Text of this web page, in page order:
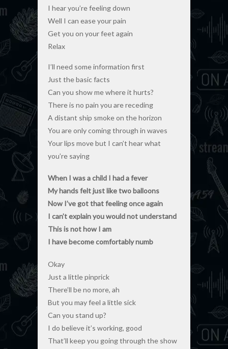
I hear you’re feeling down
Well I can ease your pain
Get you on your feet again
Relax
I’ll need some information first
Just the basic facts
Can you show me where it hurts?
There is no pain you are receding
A distant ship smoke on the horizon
You are only coming through in waves
Your lips move but I can’t hear what
you’re saying
When I was a child I had a fever
My hands felt just like two balloons
Now I’ve got that feeling once again
I can’t explain you would not understand
This is not how I am
I have become comfortably numb
Okay
Just a little pinprick
There’ll be no more, ah
But you may feel a little sick
Can you stand up?
I do believe it’s working, good
That’ll keep you going through the show